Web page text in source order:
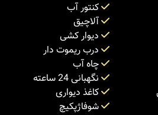
کنتور آب
آلاچیق
دیوار کشی
درب ریموت دار
چاه آب
نگهبانی 24 ساعته
کاغذ دیواری
شوفاژپکیچ